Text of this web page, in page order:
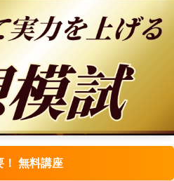
！ 無料講座